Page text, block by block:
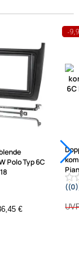
kaufen